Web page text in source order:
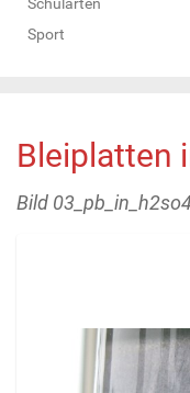
Sport
Bleiplatten
Bild